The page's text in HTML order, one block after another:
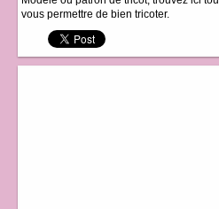
vous permettre de bien tricoter.